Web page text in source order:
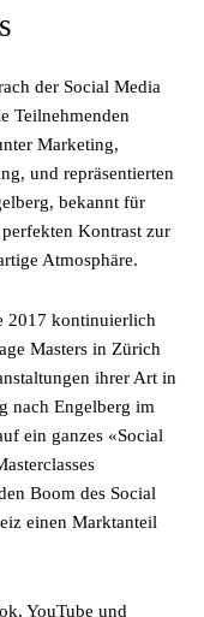
der Social Media
Teilnehmenden
Marketing,
und repräsentierten
bekannt für
Kontrast zur
Atmosphäre.
2017 kontinuierlich
Masters in Zürich
ihrer Art in
nach Engelberg im
ein ganzes «Social
Boom des Social
einen Marktanteil
YouTube und